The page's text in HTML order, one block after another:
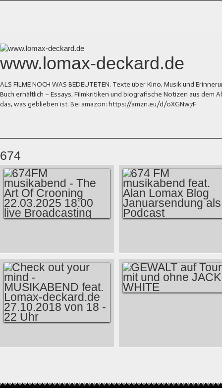
www.lomax-deckard.de
ALS FILME NOCH WAS BEDEUTETEN. Texte über Kino, Musik und
Buch erhältlich – Essays, Filmkritiken und biografische Notizen aus dem
das, was geblieben ist. Bei amazon: https://amzn.eu/d/0XGNw7F
674
MUSIKABEND - THE
ART OF CROONING
22.03.2025 18:00
LIVE
BROADCASTING
MUSIKABEND FEAT.
ALAN LOMAX BLOG
JANUARSENDUNG
MUSIKABEND FEAT.
JACK WHITE